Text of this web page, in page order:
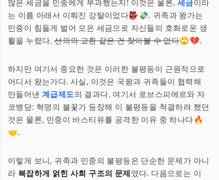
많은 세금을 민중에게 부과했는지! 이것은 물론, 세금이라
는 이름 아래서 이뤄진 강탈이었다👺💸. 귀족과 왕가는
민중이 힘들게 벌어 모은 세금으로 자신들의 호화로운 생
활을 누렸다.선의의 교환 같은 건 찾아볼 수 없다🙄💔.
하지만 여기서 중요한 것은 이러한 불평등이 근원적으로
어디서 왔는가다. 사실, 이것은 국왕과 귀족들이 협력해
만들어낸 계급제도의 결과다. 여기서 로브스피에르와 자
코뱅당: 혁명의 불꽃가 등장해 이 불평등을 척결하려 했던
것은 물론, 민중이 바스티유를 공격한 이유 중 하나다🔥
🤝.
이렇게 보니, 귀족과 민중의 불평등은 단순한 문제가 아니
라 복잡하게 얽힌 사회 구조의 문제였다. 다음으로는 이